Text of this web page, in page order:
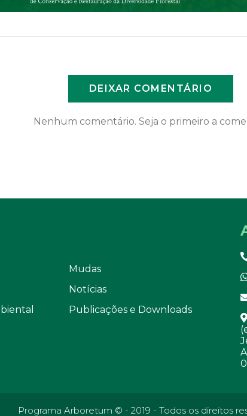
DEIXAR COMENTÁRIO
Nenhum comentário. Seja o primeiro a
Mudas
Notícias
Publicações e Downloads
Programa Arboretum © - 2019 - Todos os direitos